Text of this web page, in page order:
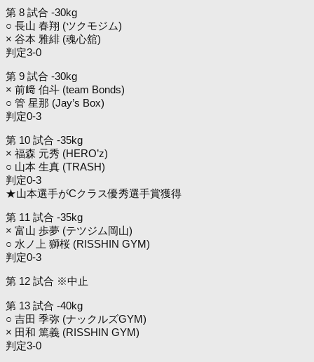
第 8 試合 -30kg
○ 長山 春翔 (ツクモジム)
× 谷本 雅緋 (魂心舘)
判定3-0
第 9 試合 -30kg
× 前﨑 伯斗 (team Bonds)
○ 管 星那 (Jay’s Box)
判定0-3
第 10 試合 -35kg
× 福森 元秀 (HERO’z)
○ 山本 生真 (TRASH)
判定0-3
★山本選手がCクラス優秀選手賞獲得
第 11 試合 -35kg
× 富山 歩夢 (テツジム岡山)
○ 水ノ上 獅桜 (RISSHIN GYM)
判定0-3
第 12 試合 ※中止
第 13 試合 -40kg
○ 吉田 季弥 (ナックルズGYM)
× 田和 篤義 (RISSHIN GYM)
判定3-0